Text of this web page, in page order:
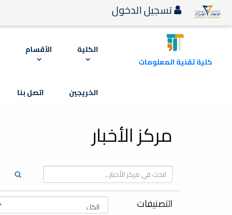
تسجيل الدخول
الكلية الأقسام
الخريجين اتصل بنا
كلية تقنية المعلومات
مركز الأخبار
التصنيفات